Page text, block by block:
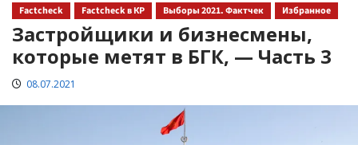
Factcheck Factcheck в КР Выборы 2021. Фактчек Избранное
Застройщики и бизнесмены,
которые метят в БГК, — Часть 3
08.07.2021